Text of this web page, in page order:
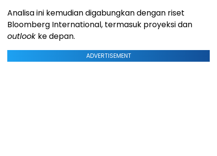
Analisa ini kemudian digabungkan dengan riset
Bloomberg International, termasuk proyeksi dan
outlook ke depan.
ADVERTISEMENT